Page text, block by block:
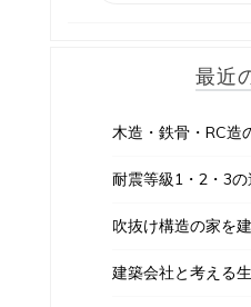
最近
木造・鉄骨・RC造
耐震等級1・2・3の
吹抜け構造の家を
建築会社と考える